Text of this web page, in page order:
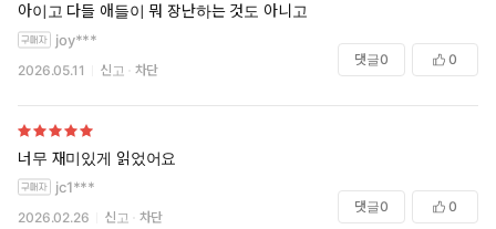
아이고 다들 애들이 뭐 장난하는 것도 아니고
joy***
2026.05.11 신고 차단
댓글0 0
너무 재미있게 읽었어요
jc1***
2026.02.26 신고 차단
댓글0 0